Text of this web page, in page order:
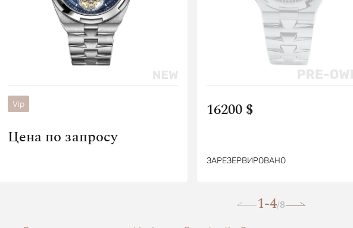
Vip
Цена по запросу
16200 $
ЗАРЕЗЕРВИРОВАНО
1-4/8